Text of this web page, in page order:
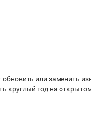
обновить или заменить
круглый год на